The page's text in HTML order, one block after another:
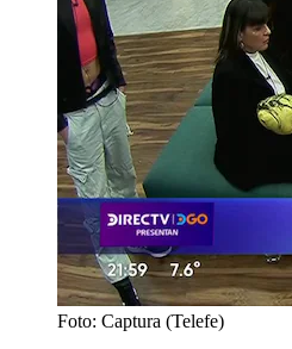
Foto: Captura (Telefe)